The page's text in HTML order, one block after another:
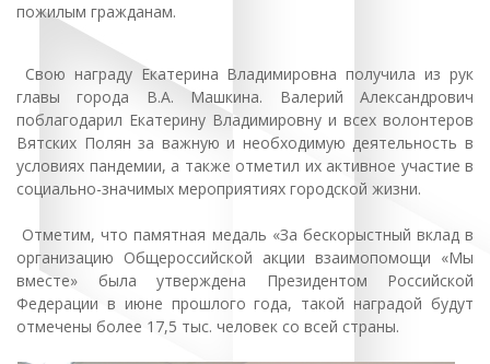
пожилым гражданам.
Свою награду Екатерина Владимировна получила из рук
главы города В.А. Машкина. Валерий Александрович
поблагодарил Екатерину Владимировну и всех волонтеров
Вятских Полян за важную и необходимую деятельность в
условиях пандемии, а также отметил их активное участие в
социально-значимых мероприятиях городской жизни.
Отметим, что памятная медаль «За бескорыстный вклад в
организацию Общероссийской акции взаимопомощи «Мы
вместе» была утверждена Президентом Российской
Федерации в июне прошлого года, такой наградой будут
отмечены более 17,5 тыс. человек со всей страны.